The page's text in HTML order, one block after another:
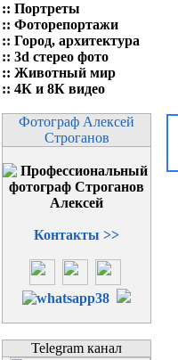
:: Портреты
:: Фоторепортажи
:: Город, архитектура
:: 3d стерео фото
:: Животный мир
:: 4К и 8К видео
Фотограф Алексей
Строганов
Контакты >>
Telegram канал